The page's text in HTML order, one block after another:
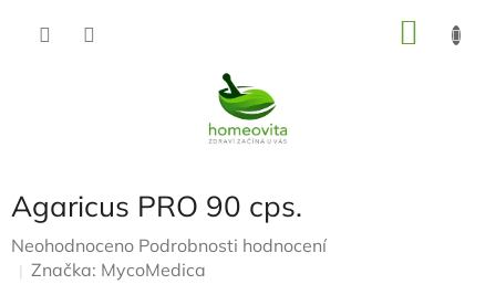
Agaricus PRO 90 cps.
Průměrné
hodnocení
Neohodnoceno Podrobnosti hodnocení
Značka: MycoMedica